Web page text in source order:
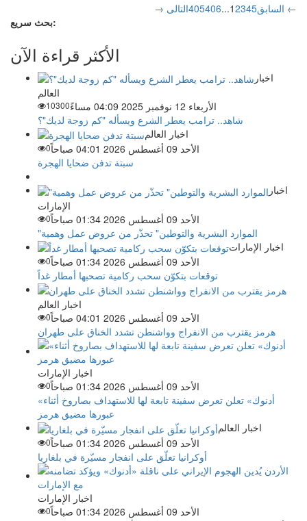
→ السابق 12345
...
405406
التالى ←
بحث سريع:
الأكثر قراءة الآن
اخبار
العالم
الأربعاء 12 نوفمبر 2025 04:09 مساءً
10300
شاهد.. ترامب يعطر الشرع ويسأله "كم زوجة لديك"؟
اخبار العالم
الأحد 09 أغسطس 2026 04:01 صباحاً
0
سبتة تدفن ضحايا الهجرة
اخبار
الإمارات
الأحد 09 أغسطس 2026 01:34 صباحاً
0
"الموارد البشرية والتوطين" تحذّر من عروض عمل وهمية
اخبار الإمارات
الأحد 09 أغسطس 2026 01:34 صباحاً
0
توقعات بتكوّن سحب ركامية تصحبها أمطار غداً
اخبار العالم
الأحد 09 أغسطس 2026 04:01 صباحاً
0
هرمز يقترب من الانفراج وواشنطن تشدد الخناق على طهران
اخبار الإمارات
الأحد 09 أغسطس 2026 01:34 صباحاً
0
«أدنوك» تعلن تعرض سفينة تابعة لها للاستهداف بصاروخ أثناء
عبورها مضيق هرمز
اخبار العالم
الأحد 09 أغسطس 2026 01:34 صباحاً
0
أوكرانيا تعلّق على انفجار مسيّرة في بلغاريا
اخبار الإمارات
الأحد 09 أغسطس 2026 01:34 صباحاً
0